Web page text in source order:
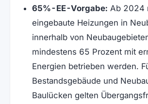
65%-EE-Vorgabe: Ab 2024
eingebaute Heizungen in
innerhalb von
mindestens 65 Prozent mit
Energien betrieben werden.
Bestandsgebäude und
Baulücken gelten